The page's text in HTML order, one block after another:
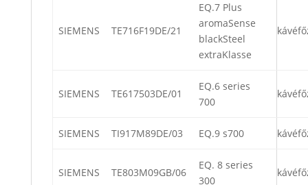
SIEMENS TE716F19DE/21
EQ.7 Plus
aromaSense
blackSteel
extraKlasse
SIEMENS TE617503DE/01
EQ.6 series
700
SIEMENS TI917M89DE/03 EQ.9 s700
SIEMENS TE803M09GB/06
EQ. 8 series
300